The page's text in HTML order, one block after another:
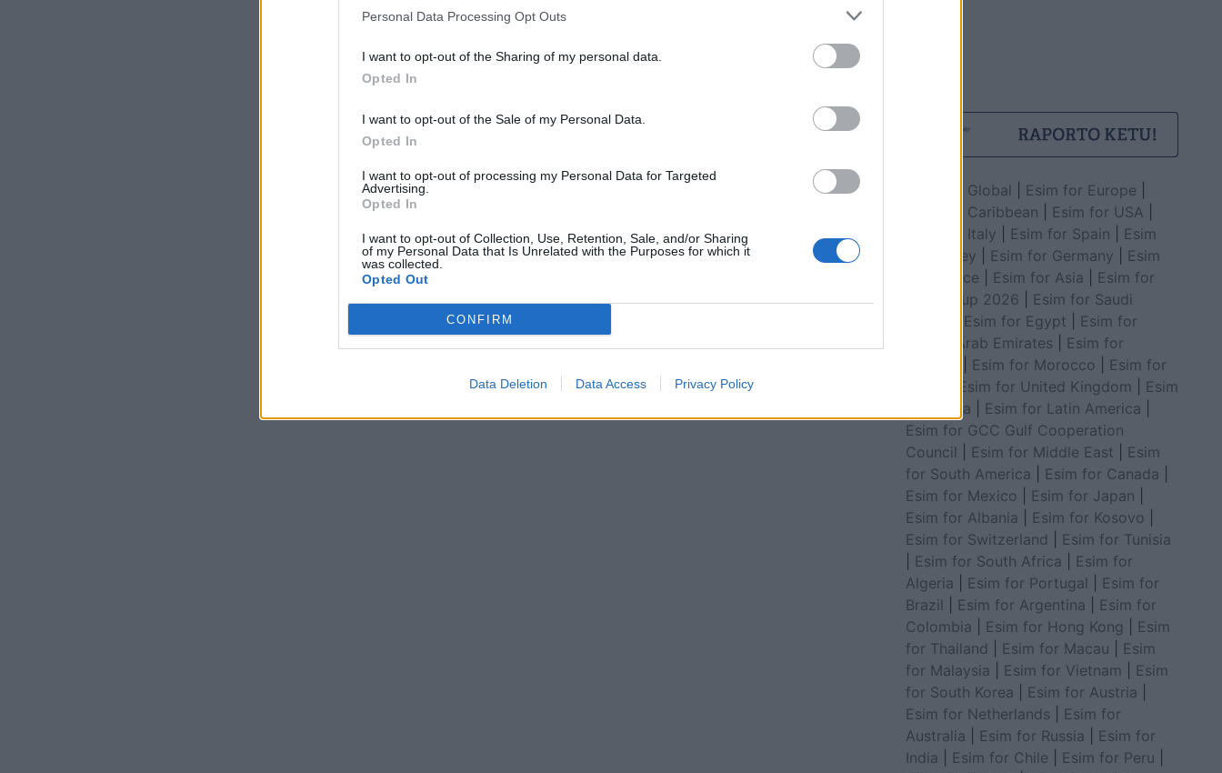
Personal Data Processing Opt Outs
I want to opt-out of the Sharing of my personal data.
Opted In
I want to opt-out of the Sale of my Personal Data.
Opted In
I want to opt-out of processing my Personal Data for Targeted
Advertising.
Opted In
I want to opt-out of Collection, Use, Retention, Sale, and/or Sharing
of my Personal Data that Is Unrelated with the Purposes for which it
was collected.
Opted Out
CONFIRM
Data Deletion Data Access Privacy Policy
Esim for Global Esim for Europe
Esim for Caribbean
Esim for USA
Esim for Italy
Esim for Spain
Esim
for Turkey
Esim for Germany
Esim
for Greece
Esim for Asia
Esim for
World Cup 2026
Esim for Saudi
Esim for Egypt
Esim for
United Arab Emirates
Esim for
Esim for Morocco
Esim for
Esim for United Kingdom
Esim
for Africa
Esim for Latin America
Esim for GCC Gulf Cooperation
Council
Esim for Middle East
Esim
for South America
Esim for Canada
Esim for Mexico
Esim for Japan
Esim for Albania
Esim for Kosovo
Esim for Switzerland
Esim for Tunisia
Esim for South Africa
Esim for
Algeria
Esim for Portugal
Esim for
Brazil
Esim for Argentina
Esim for
Colombia
Esim for Hong Kong
Esim
for Thailand
Esim for Macau
Esim
for Malaysia
Esim for Vietnam
Esim
for South Korea
Esim for Austria
Esim for Netherlands
Esim for
Australia
Esim for Russia
Esim for
India
Esim for Chile Esim for Peru